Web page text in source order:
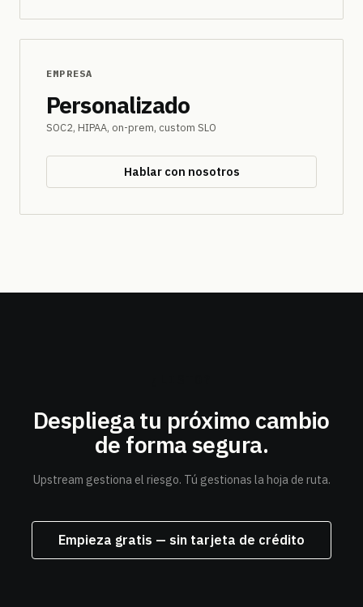
EMPRESA
Personalizado
SOC2, HIPAA, on-prem, custom SLO
Hablar con nosotros
Despliega tu próximo cambio
de forma segura.
Upstream gestiona el riesgo. Tú gestionas la hoja de ruta.
Empieza gratis — sin tarjeta de crédito